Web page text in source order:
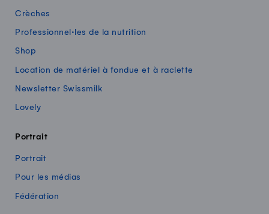
Crèches
Professionnel·les de la nutrition
Shop
Location de matériel à fondue et à raclette
Newsletter Swissmilk
Lovely
Portrait
Portrait
Pour les médias
Fédération